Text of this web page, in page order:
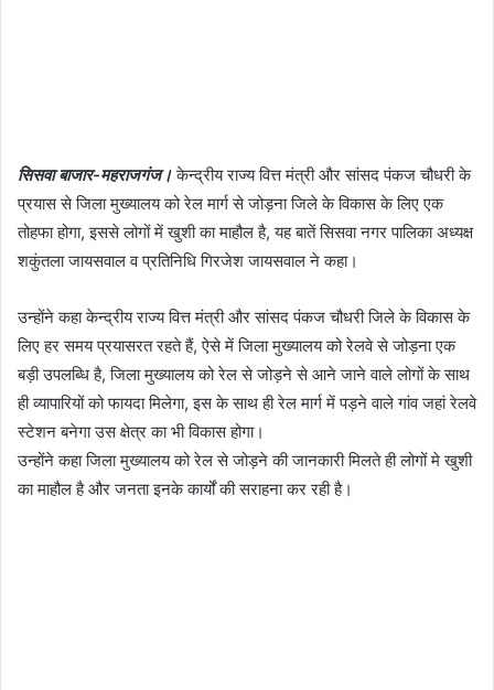
सिसवा बाजार-महराजगंज। केन्द्रीय राज्य वित्त मंत्री और सांसद पंकज चौधरी के
प्रयास से जिला मुख्यालय को रेल मार्ग से जोड़ना जिले के विकास के लिए एक
तोहफा होगा, इससे लोगों में खुशी का माहौल है, यह बातें सिसवा नगर पालिका अध्यक्ष
शकुंतला जायसवाल व प्रतिनिधि गिरजेश जायसवाल ने कहा।
उन्होंने कहा केन्द्रीय राज्य वित्त मंत्री और सांसद पंकज चौधरी जिले के विकास के
लिए हर समय प्रयासरत रहते हैं, ऐसे में जिला मुख्यालय को रेलवे से जोड़ना एक
बड़ी उपलब्धि है, जिला मुख्यालय को रेल से जोड़ने से आने जाने वाले लोगों के साथ
ही व्यापारियों को फायदा मिलेगा, इस के साथ ही रेल मार्ग में पड़ने वाले गांव जहां रेलवे
स्टेशन बनेगा उस क्षेत्र का भी विकास होगा।
उन्होंने कहा जिला मुख्यालय को रेल से जोड़ने की जानकारी मिलते ही लोगों मे खुशी
का माहौल है और जनता इनके कार्यों की सराहना कर रही है।